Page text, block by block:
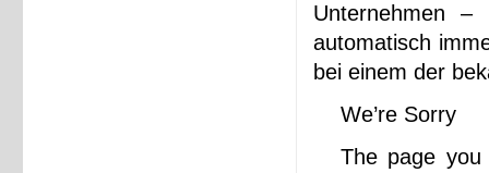
Unternehmen
automatisch
bei einem der
We’re Sorry
The page